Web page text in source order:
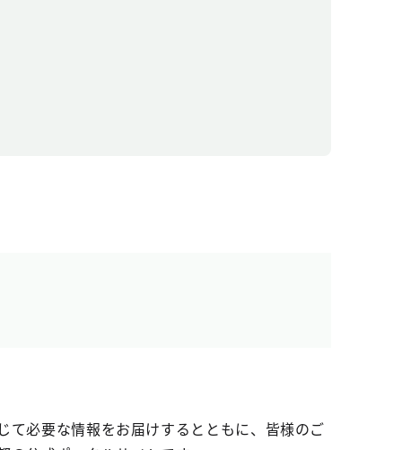
て必要な情報をお届けするとともに、皆様のご